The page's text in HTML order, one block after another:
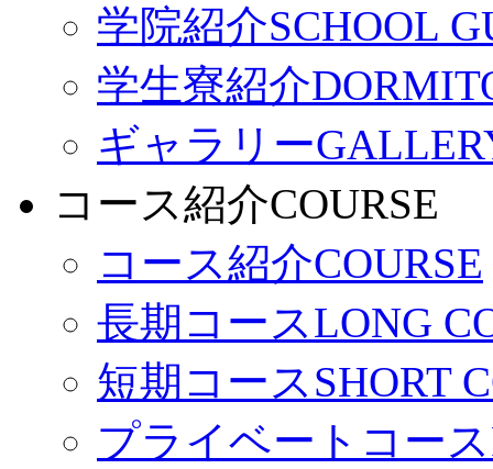
学院紹介SCHOOL
学生寮紹介
ギャラリー
コース紹介COURSE
コース紹介COURSE
長期コースLONG
短期コース SHORT
プライベートコース